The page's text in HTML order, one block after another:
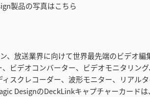
製品の写真はこちら
、放送業界に向けて世界最先端のビデオ編
ビデオコンバーター、ビデオモニタリング
スクレコーダー、波形モニター、リアルタ
DesignのDeckLinkキャプチャーカードは、